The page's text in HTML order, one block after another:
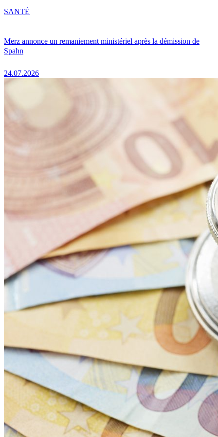
Merz annonce un remaniement ministériel après la démission de
Spahn
24.07.2026
SANTÉ